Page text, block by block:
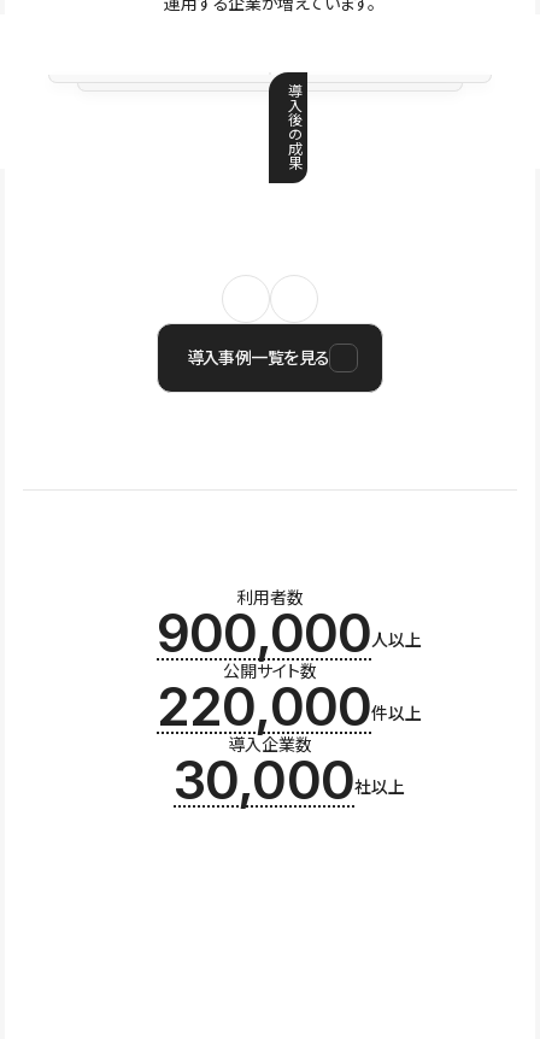
導
入
後
の
成
果
導入事例一覧を見る
利用者数
900,000人以上
公開サイト数
220,000件以上
導入企業数
30,000社以上